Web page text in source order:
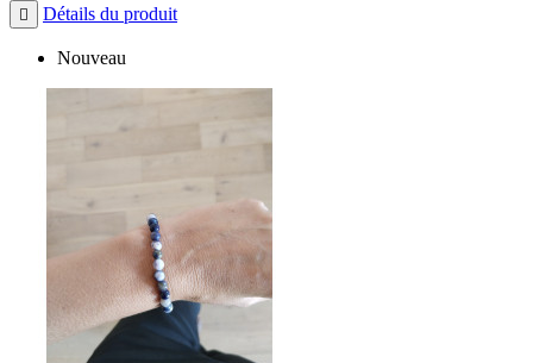
 Détails du produit
Nouveau